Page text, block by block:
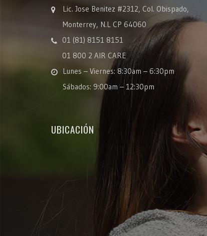
Lic. Jose Benitez #2312, Col. Obispado,
Monterrey, N.L CP 64060
01 (81) 8151 8151
01 800 2 AIR CARE
Lunes – Viernes: 8:30am – 6:30pm
Sábados: 9:00am – 12:30pm
UBICACIÓN